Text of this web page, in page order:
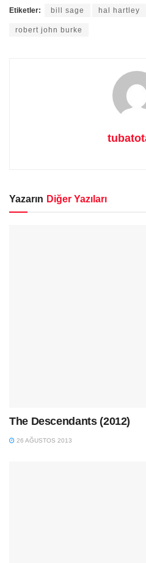
Etiketler: bill sage hal hartley
robert john burke
Yazarın Diğer Yazıları
The Descendants (2012)
26 AĞUSTOS 2013